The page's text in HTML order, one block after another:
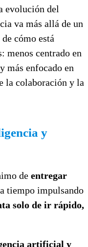
evolución del
va más allá de un
cómo está
menos centrado en
más enfocado en
la colaboración y la
y
de entregar
tiempo impulsando
solo de ir rápido,
artificial y